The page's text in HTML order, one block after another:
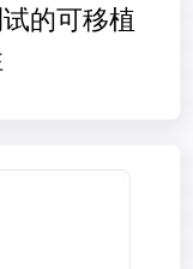
的可移植